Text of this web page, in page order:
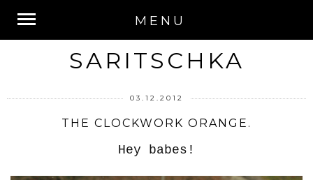
MENU
SARITSCHKA
03.12.2012
THE CLOCKWORK ORANGE.
Hey babes!